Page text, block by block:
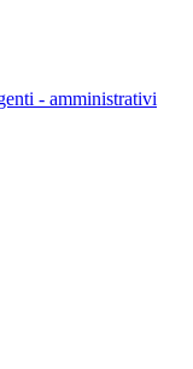
- amministrativi